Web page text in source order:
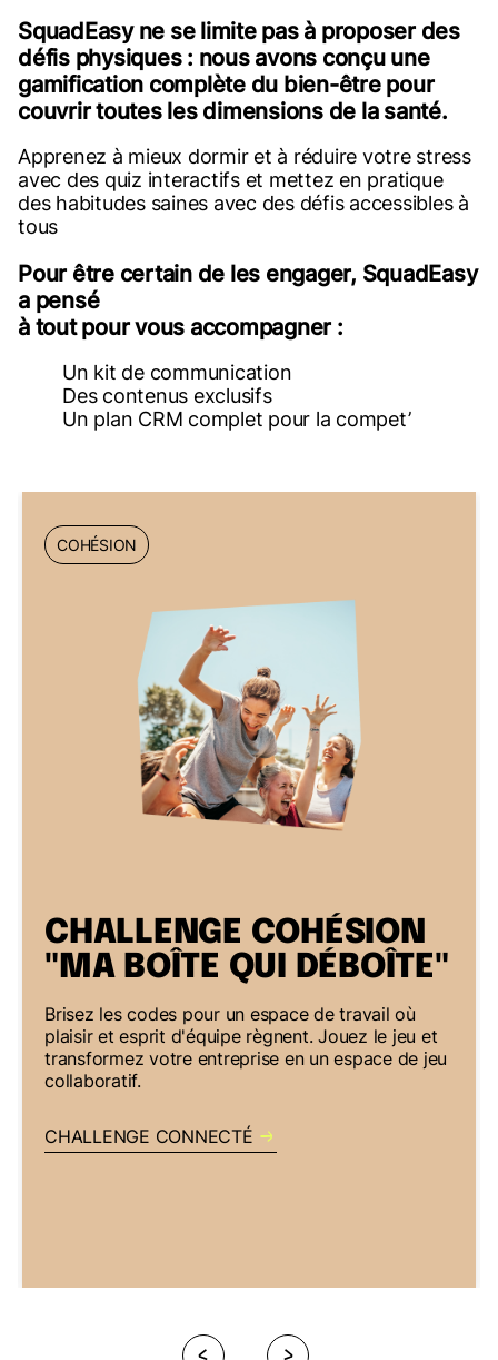
SquadEasy ne se limite pas à proposer des
défis physiques : nous avons conçu une
gamification complète du bien-être pour
couvrir toutes les dimensions de la santé.
Apprenez à mieux dormir et à réduire votre stress
avec des quiz interactifs et mettez en pratique
des habitudes saines avec des défis accessibles à
tous
Pour être certain de les engager, SquadEasy
a pensé
à tout pour vous accompagner :
Un kit de communication
Des contenus exclusifs
Un plan CRM complet pour la compet’
COHÉSION
CHALLENGE COHÉSION
"MA BOÎTE QUI DÉBOÎTE"
Brisez les codes pour un espace de travail où
plaisir et esprit d'équipe règnent. Jouez le jeu et
transformez votre entreprise en un espace de jeu
collaboratif.
CHALLENGE CONNECTÉ